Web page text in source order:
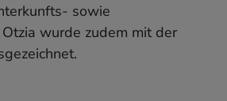
sowie
wurde zudem mit der